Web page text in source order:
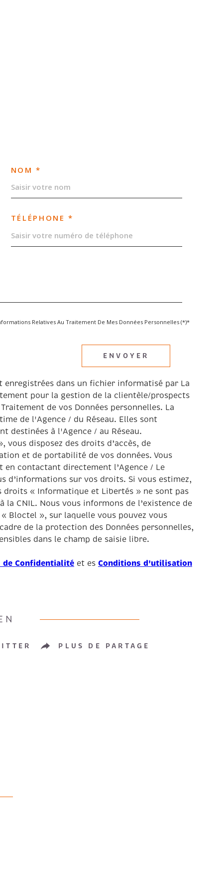
NOM *
TÉLÉPHONE *
Relatives Au Traitement De Mes Données Personnelles (*)*
ENVOYER
dans un fichier informatisé par La
pour la gestion de la clientèle/prospects
de vos Données personnelles. La
de l'Agence / du Réseau. Elles sont
destinées à l'Agence / au Réseau.
disposez des droits d’accès, de
et de portabilité de vos données. Vous
contactant directement l’Agence / Le
d’informations sur vos droits. Si vous estimez,
droits « Informatique et Libertés » ne sont pas
CNIL. Nous vous informons de l’existence de
Bloctel », sur laquelle vous pouvez vous
de la protection des Données personnelles,
dans le champ de saisie libre.
de Confidentialité et es Conditions d'utilisation
PLUS DE PARTAGE